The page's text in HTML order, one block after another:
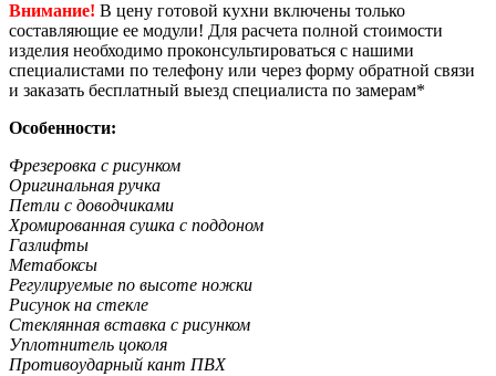
Внимание! В цену готовой кухни включены только
составляющие ее модули! Для расчета полной стоимости
изделия необходимо проконсультироваться с нашими
специалистами по телефону или через форму обратной связи
и заказать бесплатный выезд специалиста по замерам*
Особенности:
Фрезеровка с рисунком
Оригинальная ручка
Петли с доводчиками
Хромированная сушка с поддоном
Газлифты
Метабоксы
Регулируемые по высоте ножки
Рисунок на стекле
Стеклянная вставка с рисунком
Уплотнитель цоколя
Противоударный кант ПВХ